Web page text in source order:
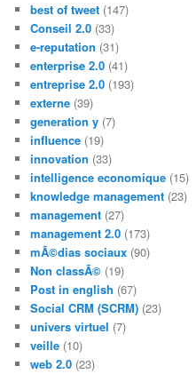
best of tweet (147)
Conseil 2.0 (33)
e-reputation (31)
enterprise 2.0 (41)
entreprise 2.0 (193)
externe (39)
generation y (7)
influence (19)
innovation (33)
intelligence economique (15)
knowledge management (23)
management (27)
management 2.0 (173)
mÃ©dias sociaux (90)
Non classÃ© (19)
Post in english (67)
Social CRM (SCRM) (23)
univers virtuel (7)
veille (10)
web 2.0 (23)